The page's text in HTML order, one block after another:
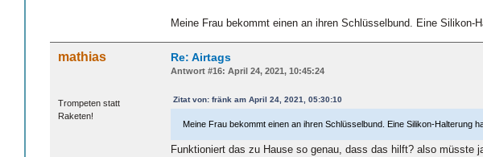
Meine Frau bekommt einen an ihren Schlüsselbund. Eine Silikon-
mathias
Trompeten statt
Raketen!
Re: Airtags
Antwort #16: April 24, 2021, 10:45:24
Zitat von: fränk am April 24, 2021, 05:30:10
Meine Frau bekommt einen an ihren Schlüsselbund. Eine Silikon-Halterung
Funktioniert das zu Hause so genau, dass das hilft? also müsste